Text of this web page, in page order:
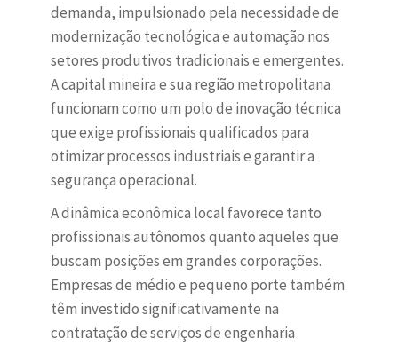
demanda, impulsionado pela necessidade de
modernização tecnológica e automação nos
setores produtivos tradicionais e emergentes.
A capital mineira e sua região metropolitana
funcionam como um polo de inovação técnica
que exige profissionais qualificados para
otimizar processos industriais e garantir a
segurança operacional.
A dinâmica econômica local favorece tanto
profissionais autônomos quanto aqueles que
buscam posições em grandes corporações.
Empresas de médio e pequeno porte também
têm investido significativamente na
contratação de serviços de engenharia